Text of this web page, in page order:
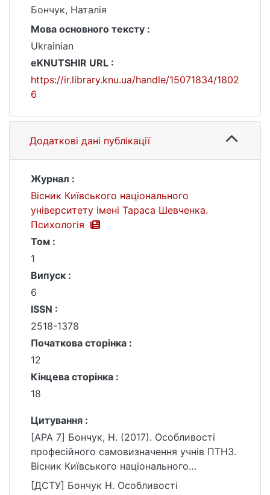
Бончук, Наталія
Мова основного тексту :
Ukrainian
eKNUTSHIR URL :
https://ir.library.knu.ua/handle/15071834/1802
6
Додаткові дані публікації
Журнал :
Вісник Київського національного
університету імені Тараса Шевченка.
Психологія
Том :
1
Випуск :
6
ISSN :
2518-1378
Початкова сторінка :
12
Кінцева сторінка :
18
Цитування :
[APA 7] Бончук, Н. (2017). Особливості
професійного самовизначення учнів ПТНЗ.
Вісник Київського національного
університету імені Тараса Шевченка.
[ДСТУ] Бончук Н. Особливості